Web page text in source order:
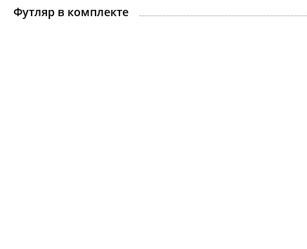
Футляр в комплекте